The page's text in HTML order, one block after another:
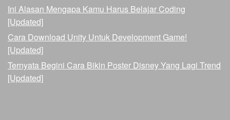
Ini Alasan Mengapa Kamu Harus Belajar Coding
[Updated]
Cara Download Unity Untuk Development Game!
[Updated]
Ternyata Begini Cara Bikin Poster Disney Yang Lagi Trend
[Updated]